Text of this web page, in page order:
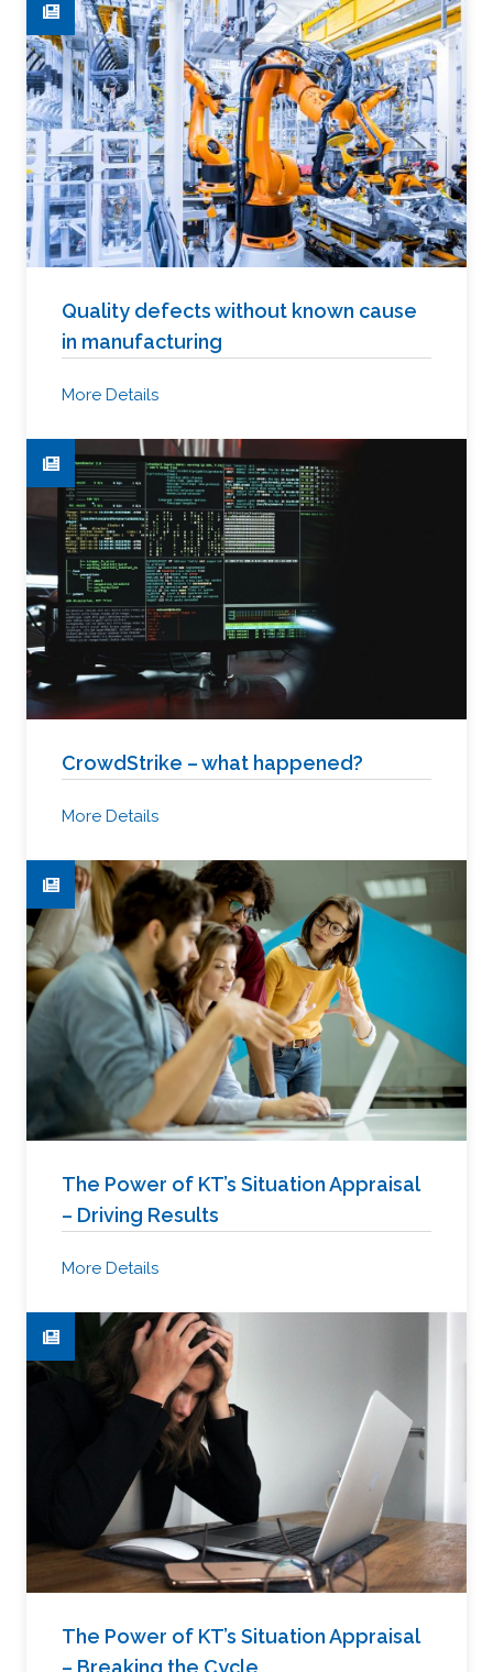
Quality defects without known cause
in manufacturing
More Details
CrowdStrike – what happened?
More Details
The Power of KT’s Situation Appraisal
– Driving Results
More Details
The Power of KT’s Situation Appraisal
– Breaking the Cycle